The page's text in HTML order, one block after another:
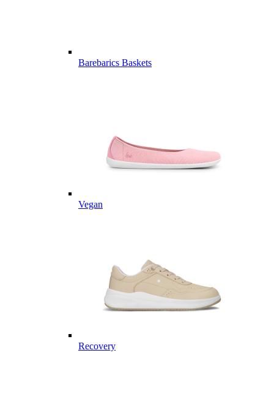
Barebarics Baskets
Vegan
Recovery